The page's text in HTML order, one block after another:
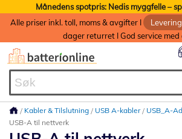
Månedens spotpris: Nedis myggfelle –
Alle priser inkl. toll, moms & avgifter I
dager returret I God service
Kabler & Tilslutning USB A-kabler
USB_A-
USB-A til nettverk